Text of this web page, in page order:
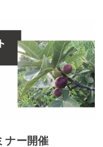
ナー開催